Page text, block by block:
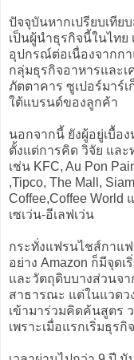
ปัจจุบันหากเปรียบเทีย
เป็นผู้นำธุรกิจนี้ในไทย
อุปกรณ์ต่อเนื่องจากก
กลุ่มธุรกิจอาหารและ
ภัตตาคาร ซูเปอร์มาร์
ใต้แบรนด์ของลูกค้า
นอกจากนี้ ยังผู้อยู่เบื้อ
ตั้งแต่การคิด วิจัย แล
เช่น KFC, Au Pon
,Tipco, The Mall,
Coffee,Coffee World
เซเว่น-อีเลฟเว่น
กระทั่งแฟรนไชส์กาแ
อย่าง Amazon ก็มีจุด
และวัตถุดิบบางส่วนจา
สาธารณะ แต่ในแวดว
เข้ามาร่วมคิดค้นสูตร
เพราะเมื่อแรกเริ่มธุร